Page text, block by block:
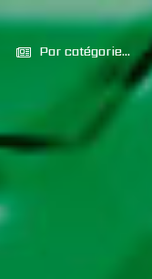
Par catégorie...